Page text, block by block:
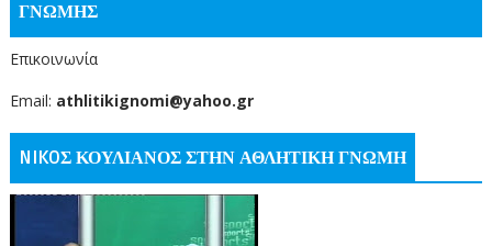
ΓΝΩΜΗΣ
Επικοινωνία
Email: athlitikignomi@yahoo.gr
NIKOΣ ΚΟΥΛΙΑΝΟΣ ΣΤΗΝ ΑΘΛΗΤΙΚΗ ΓΝΩΜΗ